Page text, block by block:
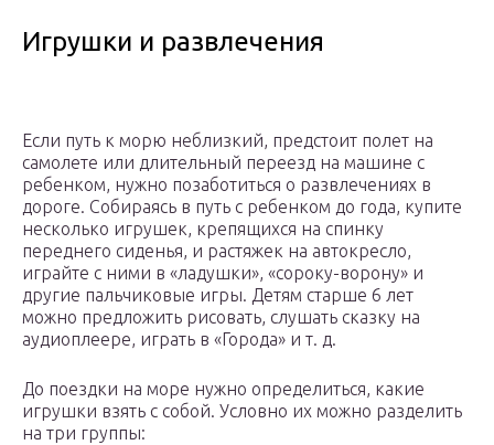
Игрушки и развлечения
Если путь к морю неблизкий, предстоит полет на
самолете или длительный переезд на машине с
ребенком, нужно позаботиться о развлечениях в
дороге. Собираясь в путь с ребенком до года, купите
несколько игрушек, крепящихся на спинку
переднего сиденья, и растяжек на автокресло,
играйте с ними в «ладушки», «сороку-ворону» и
другие пальчиковые игры. Детям старше 6 лет
можно предложить рисовать, слушать сказку на
аудиоплеере, играть в «Города» и т. д.
До поездки на море нужно определиться, какие
игрушки взять с собой. Условно их можно разделить
на три группы: